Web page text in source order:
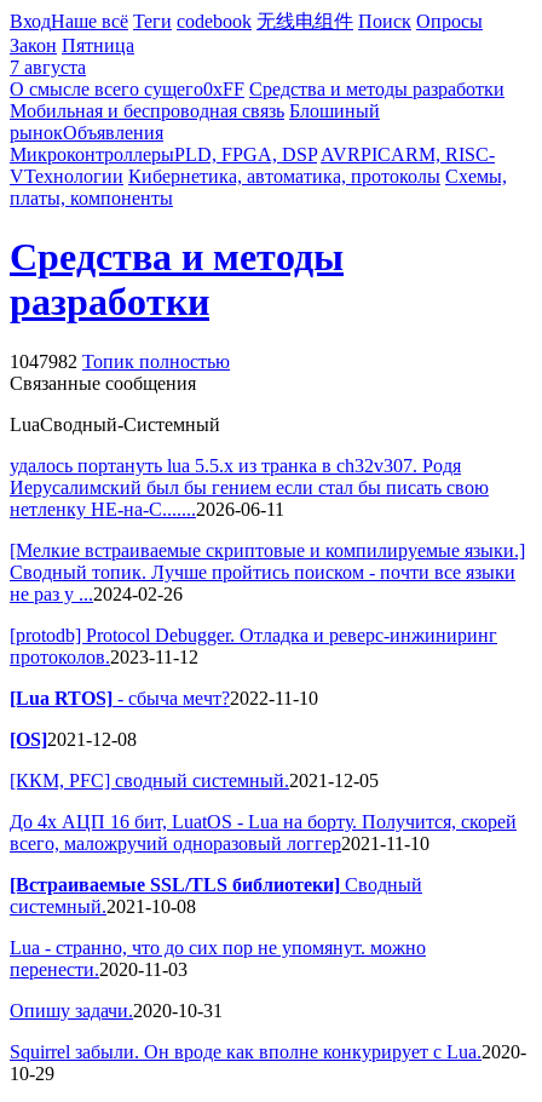
ВходНаше всё Теги codebook 无线电组件 Поиск Опросы
Закон Пятница
7 августа
О смысле всего сущего0xFF Средства и методы разработки
Мобильная и беспроводная связь Блошиный
рынокОбъявления
МикроконтроллерыPLD, FPGA, DSP AVRPICARM, RISC-
VТехнологии Кибернетика, автоматика, протоколы Схемы,
платы, компоненты
Средства и методы
разработки
1047982 Топик полностью
Связанные сообщения
LuaСводный-Системный
удалось портануть lua 5.5.x из транка в ch32v307. Родя
Иерусалимский был бы гением если стал бы писать свою
нетленку НЕ-на-С.......2026-06-11
[Мелкие встраиваемые скриптовые и компилируемые языки.]
Сводный топик. Лучше пройтись поиском - почти все языки
не раз у ...2024-02-26
[protodb] Protocol Debugger. Отладка и реверс-инжиниринг
протоколов.2023-11-12
[Lua RTOS] - сбыча мечт?2022-11-10
[OS]2021-12-08
[ККМ, PFC] сводный системный.2021-12-05
До 4х АЦП 16 бит, LuatOS - Lua на борту. Получится, скорей
всего, маложручий одноразовый логгер2021-11-10
[Встраиваемые SSL/TLS библиотеки] Сводный
системный.2021-10-08
Lua - странно, что до сих пор не упомянут. можно
перенести.2020-11-03
Опишу задачи.2020-10-31
Squirrel забыли. Он вроде как вполне конкурирует с Lua.2020-
10-29